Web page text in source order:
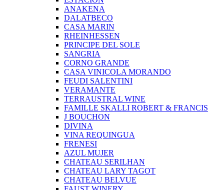
ANAKENA
DALATBECO
CASA MARIN
RHEINHESSEN
PRINCIPE DEL SOLE
SANGRIA
CORNO GRANDE
CASA VINICOLA MORANDO
FEUDI SALENTINI
VERAMANTE
TERRAUSTRAL WINE
FAMILLE SKALLI ROBERT & FRANCIS
J BOUCHON
DIVINA
VINA REQUINGUA
FRENESI
AZUL MUJER
CHATEAU SERILHAN
CHATEAU LARY TAGOT
CHATEAU BELVUE